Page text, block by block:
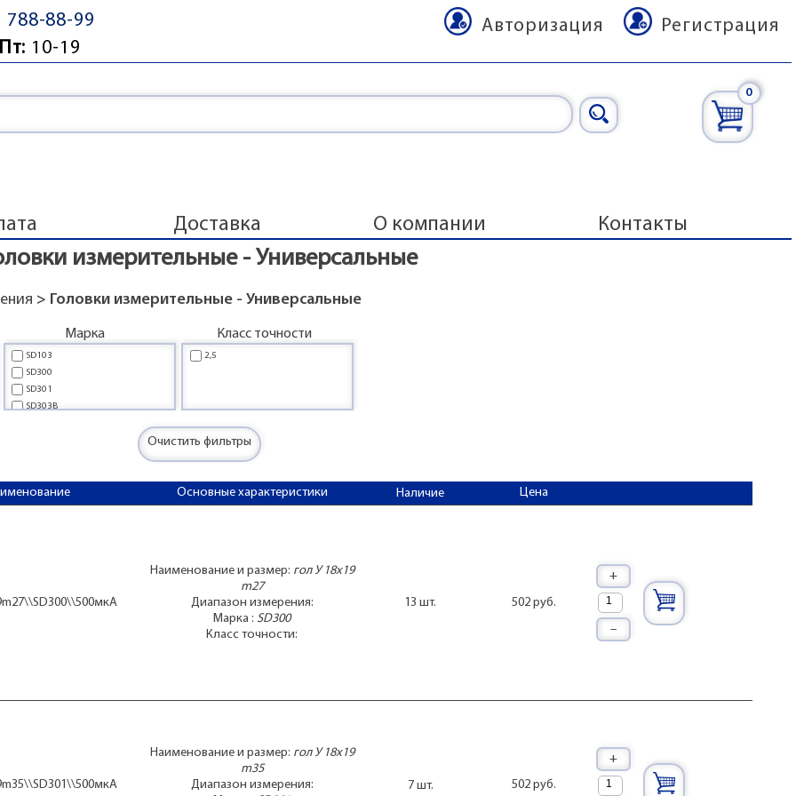
788-88-99
10-19
Регистрация
Авторизация
0
Доставка О компании Контакты
измерительные - Универсальные
> Головки измерительные - Универсальные
Марка
SD103
SD300
SD301
SD303B
М2003-1-М1
М476/1
Класс точности
2,5
Очистить фильтры
Основные характеристики Наличие Цена
Наименование и размер: гол У 18x19
m27
Диапазон измерения:
Марка : SD300
Класс точности:
13 шт. 502 руб.
+
–
Наименование и размер: гол У 18x19
m35
Диапазон измерения:
7 шт. 502 руб.
+